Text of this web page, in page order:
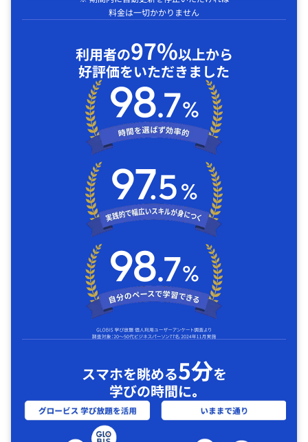
料金は一切かかりません
利用者の97%以上から
好評価をいただきました
スマホを眺める5分を
学びの時間に｡